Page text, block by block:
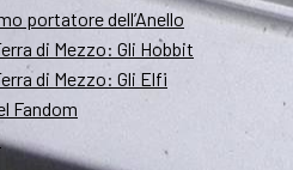
portatore dell’Anello
di Mezzo: Gli Hobbit
di Mezzo: Gli Elfi
Fandom